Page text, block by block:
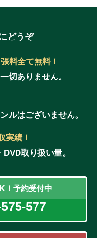
どうぞ
料全て無料！
切ありません。
ルはございません。
実績！
取り扱い量。
！予約受付中
577